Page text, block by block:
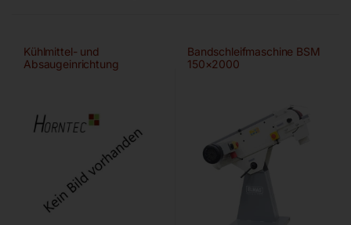
Kühlmittel- und
Absaugeinrichtung
Bandschleifmaschine BSM
150×2000